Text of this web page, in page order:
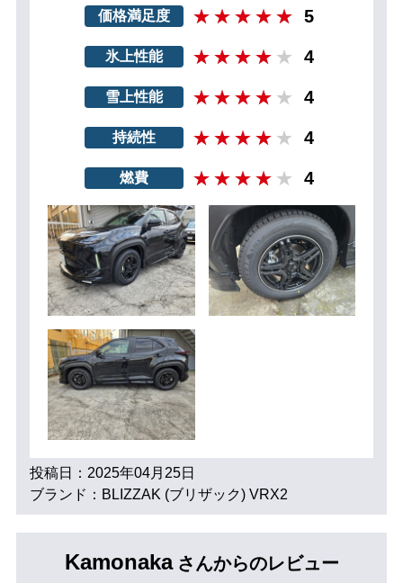
価格満足度 5
氷上性能 4
雪上性能 4
持続性 4
燃費 4
投稿日：2025年04月25日
ブランド：BLIZZAK (ブリザック) VRX2
Kamonaka さんからのレビュー